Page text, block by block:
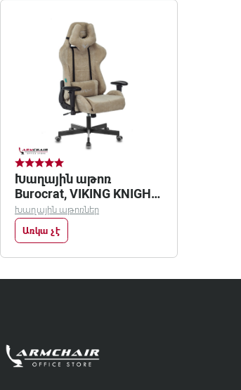
Խաղային աթոռ
Burocrat, VIKING KNIGHT
LT21 /fabric
Խաղային աթոռներ
Առկա չէ